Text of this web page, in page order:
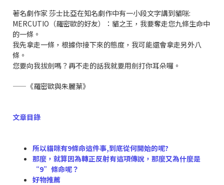
著名劇作家 莎士比亞在知名劇作中有一小段文字講到貓咪:
MERCUTIO（羅密歐的好友）：貓之王，我要奪走您九條生命中
的一條。
我先拿走一條，根據你接下來的態度，我可能還會拿走另外八
條。
您要向我拔劍嗎？再不走的話我就要用劍打你耳朵囉。
——《羅密歐與朱麗葉》
文章目錄
所以貓咪有9條命這件事,到底從何開始的呢?
那麼，就算因為轉正反射有這項傳說，那麼又為什麼是
“9”條命呢？
好物推薦